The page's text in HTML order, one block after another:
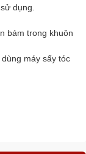
dụng.
bám trong khuôn
máy sấy tóc